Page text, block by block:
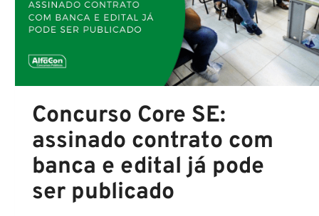
Concurso Core SE:
assinado contrato com
banca e edital já pode
ser publicado